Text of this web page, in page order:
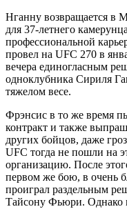
Нганну возвращается в
для 37-летнего
профессиональной
провел на UFC 270 в
вечера единогласным
одноклубника Сириля
тяжелом весе.
Фрэнсис в то же время
контракт и также
других бойцов, даже
UFC тогда не пошли на
организацию. После
первом же бою, в очень
проиграл раздельным
Тайсону Фьюри. Однако